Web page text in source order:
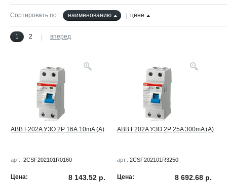
Сортировать по: наименованию цене
1 2 вперед
ABB F202A УЗО 2Р 16А 10mA (A)
арт.: 2CSF202101R0160
Цена: 8 143.52 р.
ABB F202A УЗО 2Р 25A 300mA (A)
арт.: 2CSF202101R3250
Цена: 8 692.68 р.